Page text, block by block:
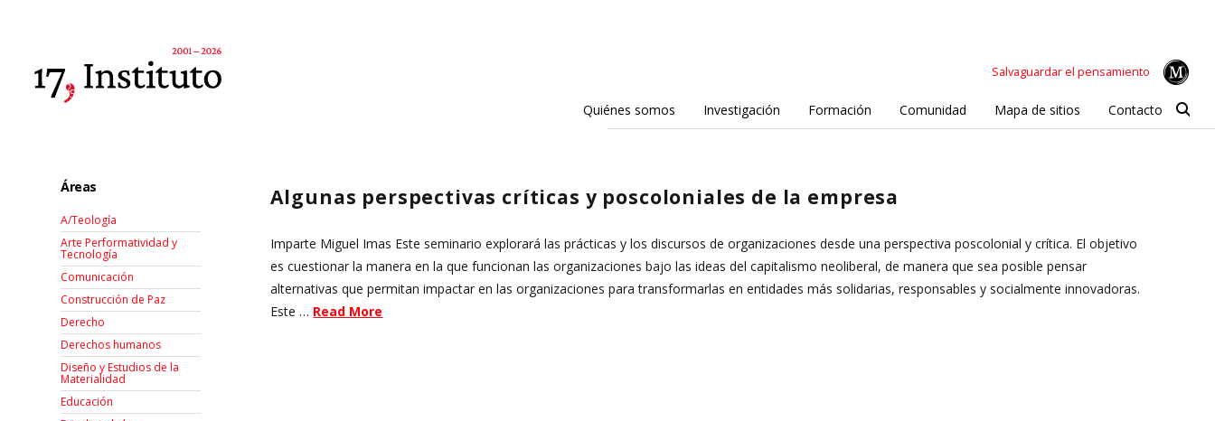
Salvaguardar el pensamiento
Quiénes somos Investigación Formación Comunidad Mapa de sitios Contacto
Algunas perspectivas críticas y poscoloniales de la empresa
Imparte Miguel Imas Este seminario explorará las prácticas y los discursos de organizaciones desde una perspectiva poscolonial y crítica. El objetivo
es cuestionar la manera en la que funcionan las organizaciones bajo las ideas del capitalismo neoliberal, de manera que sea posible pensar
alternativas que permitan impactar en las organizaciones para transformarlas en entidades más solidarias, responsables y socialmente innovadoras.
Este … Read More
Áreas
A/Teología
Arte Performatividad y
Tecnología
Comunicación
Construcción de Paz
Derecho
Derechos humanos
Diseño y Estudios de la
Materialidad
Educación